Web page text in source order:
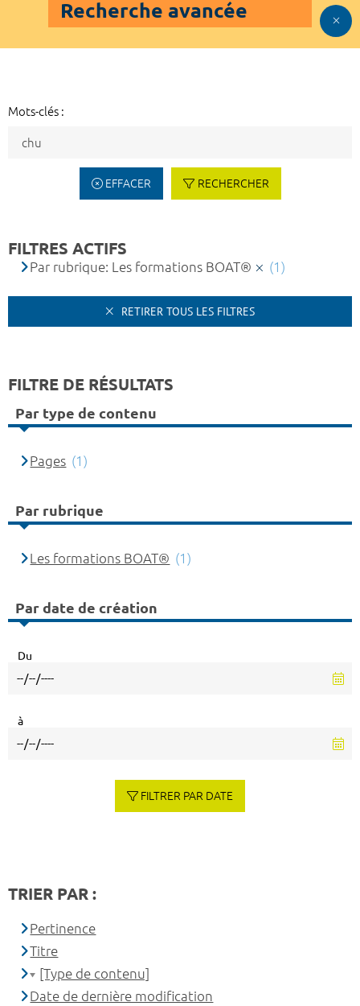
Recherche avancée
Mots-clés :
EFFACER RECHERCHER
FILTRES ACTIFS
Par rubrique: Les formations BOAT® (1)
RETIRER TOUS LES FILTRES
FILTRE DE RÉSULTATS
Par type de contenu
Pages (1)
Par rubrique
Les formations BOAT® (1)
Par date de création
Du
à
FILTRER PAR DATE
TRIER PAR :
Pertinence
Titre
[Type de contenu]
Date de dernière modification